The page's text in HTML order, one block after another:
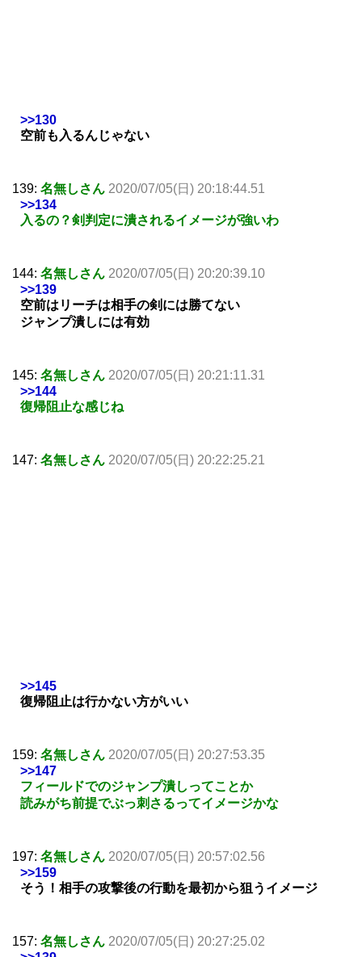
>>130
空前も入るんじゃない
139: 名無しさん 2020/07/05(日) 20:18:44.51
>>134
入るの？剣判定に潰されるイメージが強いわ
144: 名無しさん 2020/07/05(日) 20:20:39.10
>>139
空前はリーチは相手の剣には勝てない
ジャンプ潰しには有効
145: 名無しさん 2020/07/05(日) 20:21:11.31
>>144
復帰阻止な感じね
147: 名無しさん 2020/07/05(日) 20:22:25.21
>>145
復帰阻止は行かない方がいい
159: 名無しさん 2020/07/05(日) 20:27:53.35
>>147
フィールドでのジャンプ潰しってことか
読みがち前提でぶっ刺さるってイメージかな
197: 名無しさん 2020/07/05(日) 20:57:02.56
>>159
そう！相手の攻撃後の行動を最初から狙うイメージ
157: 名無しさん 2020/07/05(日) 20:27:25.02